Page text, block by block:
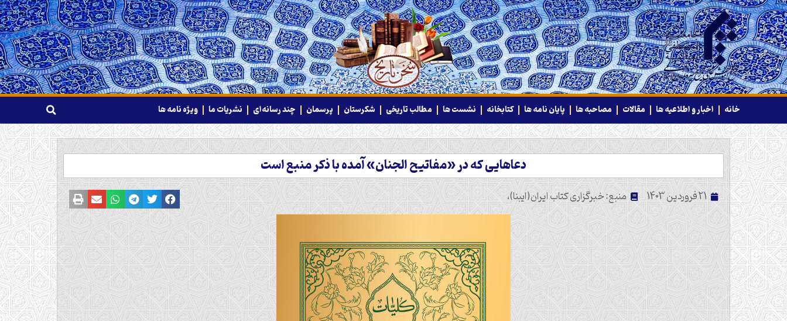
خانه اخبار و اطلاعیه ها مقالات مصاحبه ها پایان نامه ها کتابخانه نشست ها مطالب تاریخی شکرستان پرسمان چند رسانه‌ای نشریات ما ویژه نامه ها
دعاهایی که در «مفاتیح الجنان» آمده با ذکر منبع است
21 فروردین 1403 منبع: خبرگزاری کتاب ایران(ایبنا)،